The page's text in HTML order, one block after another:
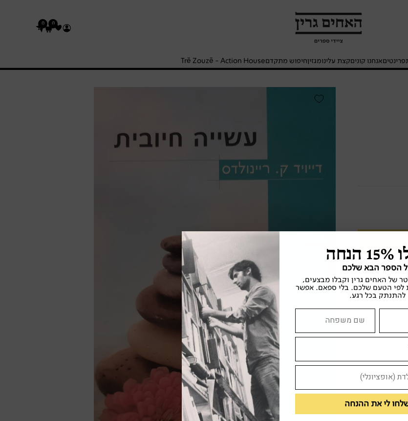
האחים
גרין
ספרים
0
0
פרינטיםאנחנו קוניםקצת עלינומגזיןחיפוש מתקדםTrē Zouzē - Action House
חיובית
הספר הבא שלכם
של האחים גרין וקבלו מבצעים,
לפי הטעם שלכם. בלי ספאם. אפשר
להתנתק בכל רגע.
לי את ההנחה